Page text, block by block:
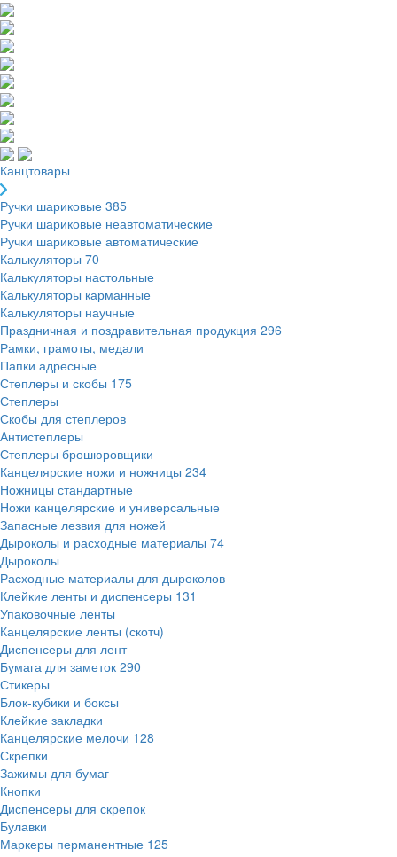
Канцтовары
Ручки шариковые 385
Ручки шариковые неавтоматические
Ручки шариковые автоматические
Калькуляторы 70
Калькуляторы настольные
Калькуляторы карманные
Калькуляторы научные
Праздничная и поздравительная продукция 296
Рамки, грамоты, медали
Папки адресные
Степлеры и скобы 175
Степлеры
Скобы для степлеров
Антистеплеры
Степлеры брошюровщики
Канцелярские ножи и ножницы 234
Ножницы стандартные
Ножи канцелярские и универсальные
Запасные лезвия для ножей
Дыроколы и расходные материалы 74
Дыроколы
Расходные материалы для дыроколов
Клейкие ленты и диспенсеры 131
Упаковочные ленты
Канцелярские ленты (скотч)
Диспенсеры для лент
Бумага для заметок 290
Стикеры
Блок-кубики и боксы
Клейкие закладки
Канцелярские мелочи 128
Скрепки
Зажимы для бумаг
Кнопки
Диспенсеры для скрепок
Булавки
Маркеры перманентные 125